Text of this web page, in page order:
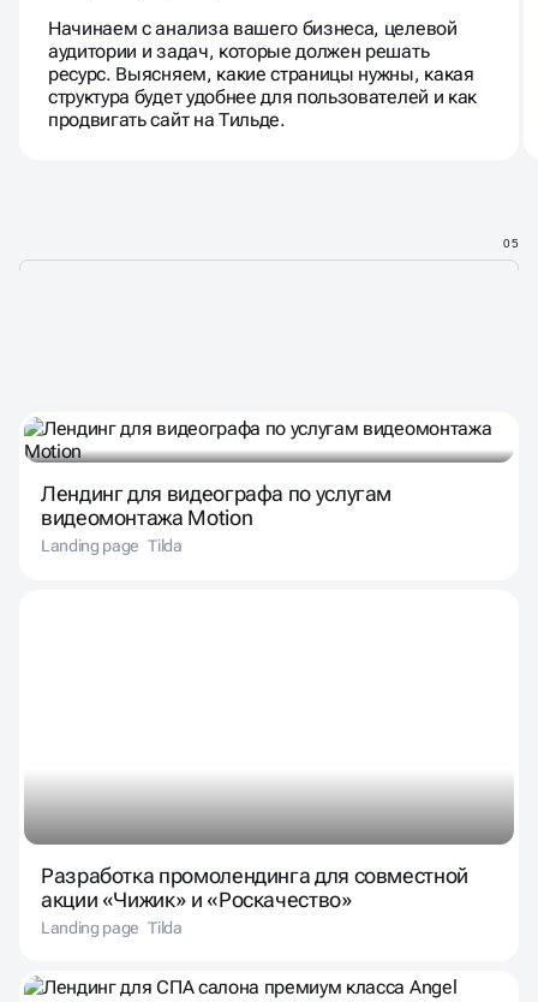
Начинаем с анализа вашего бизнеса, целевой
аудитории и задач, которые должен решать
ресурс. Выясняем, какие страницы нужны, какая
структура будет удобнее для пользователей и как
продвигать сайт на Тильде.
05
Лендинг для видеографа по услугам
видеомонтажа Motion
Landing page Tilda
Разработка промолендинга для совместной
акции «Чижик» и «Роскачество»
Landing page Tilda